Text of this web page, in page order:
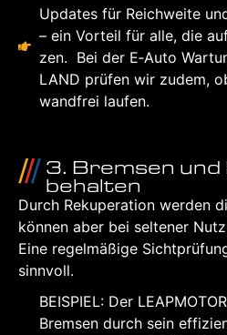
Updates für Reich­wei­te
– ein Vor­teil für alle, die
zen. Bei der E‑Auto
LAND prü­fen wir zudem,
wand­frei lau­fen.
3. Brem­sen und
behal­ten
Durch Reku­per­a­ti­on wer­den
kön­nen aber bei sel­te­ner
Eine regel­mä­ßi­ge
sinn­voll.
BEI­SPIEL: Der
Brem­sen durch sein